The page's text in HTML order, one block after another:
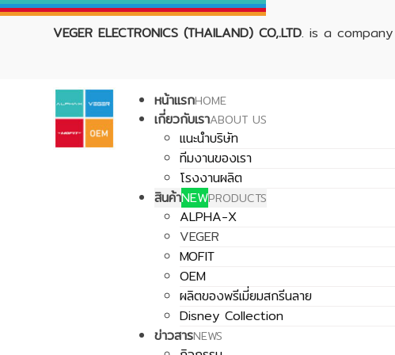
VEGER ELECTRONICS (THAILAND) CO,.LTD. is a
หน้าแรกHOME
เกี่ยวกับเราABOUT US
แนะนำบริษัท
ทีมงานของเรา
โรงงานผลิต
สินค้าNEWPRODUCTS
ALPHA-X
VEGER
MOFIT
OEM
ผลิตของพรีเมี่ยมสกรีนลาย
Disney Collection
ข่าวสารNEWS